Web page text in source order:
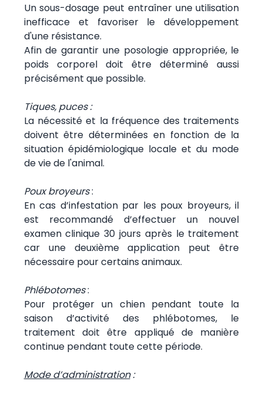
Un sous-dosage peut entraîner une utilisation
inefficace et favoriser le développement
d'une résistance.
Afin de garantir une posologie appropriée, le
poids corporel doit être déterminé aussi
précisément que possible.
Tiques, puces :
La nécessité et la fréquence des traitements
doivent être déterminées en fonction de la
situation épidémiologique locale et du mode
de vie de l'animal.
Poux broyeurs:
En cas d’infestation par les poux broyeurs, il
est recommandé d’effectuer un nouvel
examen clinique 30 jours après le traitement
car une deuxième application peut être
nécessaire pour certains animaux.
Phlébotomes:
Pour protéger un chien pendant toute la
saison d’activité des phlébotomes, le
traitement doit être appliqué de manière
continue pendant toute cette période.
Mode d’administration: